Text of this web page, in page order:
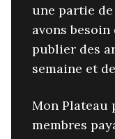
une partie de
avons
publier des
semaine et
Mon Plateau
membres